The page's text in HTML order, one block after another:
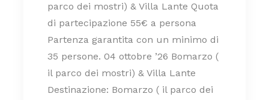
parco dei mostri) & Villa Lante Quota
di partecipazione 55€ a persona
Partenza garantita con un minimo di
35 persone. 04 ottobre ’26 Bomarzo (
il parco dei mostri) & Villa Lante
Destinazione: Bomarzo ( il parco dei